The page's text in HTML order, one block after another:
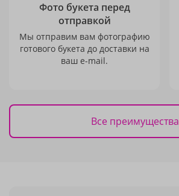
Фото букета перед
отправкой
Мы отправим вам фотографию
готового букета до доставки на
ваш e-mail.
Все преимущества